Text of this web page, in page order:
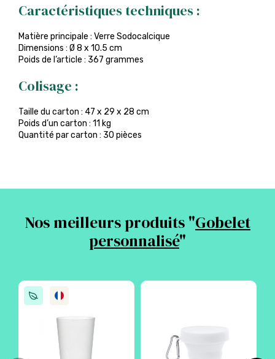
Caractéristiques techniques :
Matière principale : Verre Sodocalcique
Dimensions : Ø 8 x 10.5 cm
Poids de l’article : 367 grammes
Colisage :
Taille du carton : 47 x 29 x 28 cm
Poids d’un carton : 11 kg
Quantité par carton : 30 pièces
Nos meilleurs produits "Gobelet
personnalisé"